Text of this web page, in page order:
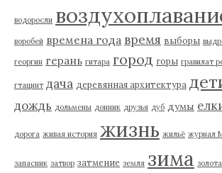
водоросли
воробей времена года время выборы
георгин герань гитара город горы гравилат
гтацинт дача деревянная архитектура
дождь дольмены донник друзья дуб думы
дорога живая история жизнь жильё журнал
запасник затвор затмение земля зима